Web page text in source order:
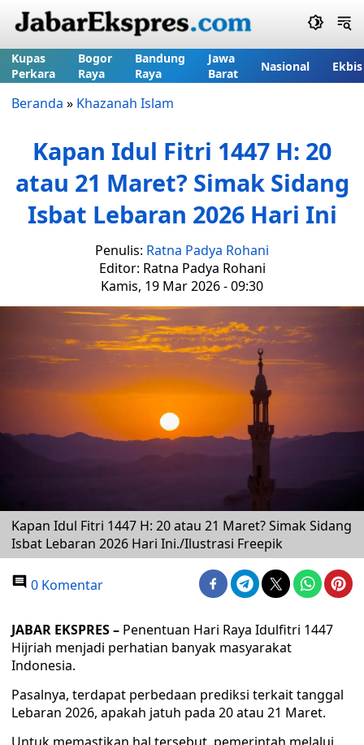
Kupas
Perkara
Bogor
Raya
Bandung
Raya
Jawa
Barat
Nasional Ekbis
Beranda » Khazanah Islam
Kapan Idul Fitri 1447 H: 20
atau 21 Maret? Simak Sidang
Isbat Lebaran 2026 Hari Ini
Penulis: Ratna Padya Rohani
Editor: Ratna Padya Rohani
Kamis, 19 Mar 2026 - 09:30
Kapan Idul Fitri 1447 H: 20 atau 21 Maret? Simak Sidang
Isbat Lebaran 2026 Hari Ini./Ilustrasi Freepik
0 Komentar
JABAR EKSPRES – Penentuan Hari Raya Idulfitri 1447
Hijriah menjadi perhatian banyak masyarakat
Indonesia.
Pasalnya, terdapat perbedaan prediksi terkait tanggal
Lebaran 2026, apakah jatuh pada 20 atau 21 Maret.